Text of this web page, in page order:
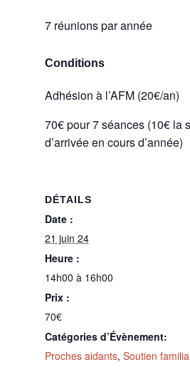
7 réunions par année
Conditions
Adhésion à l’AFM (20€/an)
70€ pour 7 séances (10€ la
d’arrivée en cours d’année)
DÉTAILS
Date :
21 juin 24
Heure :
14h00 à 16h00
Prix :
70€
Catégories d’Évènement:
Proches aidants, Soutien familial